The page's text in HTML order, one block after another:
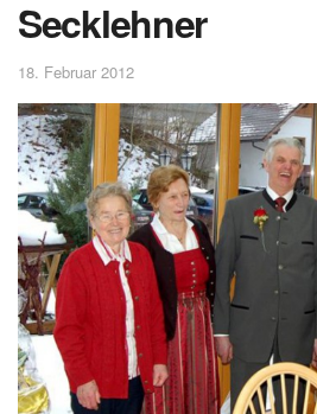
Secklehner
18. Februar 2012